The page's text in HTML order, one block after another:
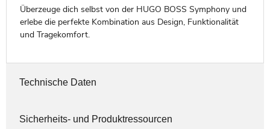
Überzeuge dich selbst von der HUGO BOSS Symphony und
erlebe die perfekte Kombination aus Design, Funktionalität
und Tragekomfort.
Technische Daten
Sicherheits- und Produktressourcen